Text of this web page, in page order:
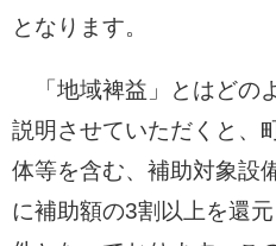
となります。
「地域裨益」とはどの
説明させていただくと、
体等を含む、補助対象設
に補助額の3割以上を還